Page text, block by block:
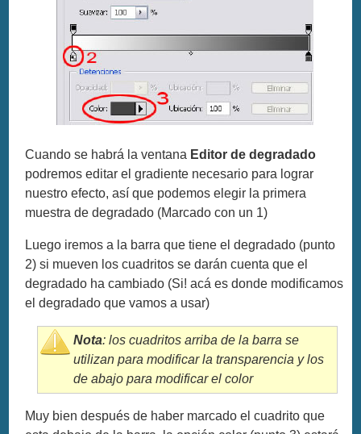
Cuando se habrá la ventana Editor de degradado
podremos editar el gradiente necesario para lograr
nuestro efecto, así que podemos elegir la primera
muestra de degradado (Marcado con un 1)
Luego iremos a la barra que tiene el degradado (punto
2) si mueven los cuadritos se darán cuenta que el
degradado ha cambiado (Si! acá es donde modificamos
el degradado que vamos a usar)
Nota: los cuadritos arriba de la barra se
utilizan para modificar la transparencia y los
de abajo para modificar el color
Muy bien después de haber marcado el cuadrito que